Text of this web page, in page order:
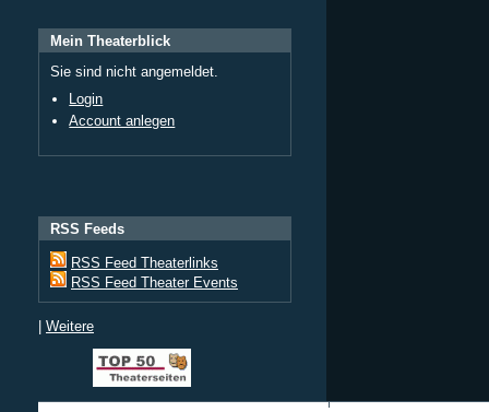
Mein Theaterblick
Sie sind nicht angemeldet.
Login
Account anlegen
RSS Feeds
RSS Feed Theaterlinks
RSS Feed Theater Events
| Weitere